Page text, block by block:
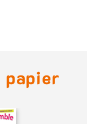
papier